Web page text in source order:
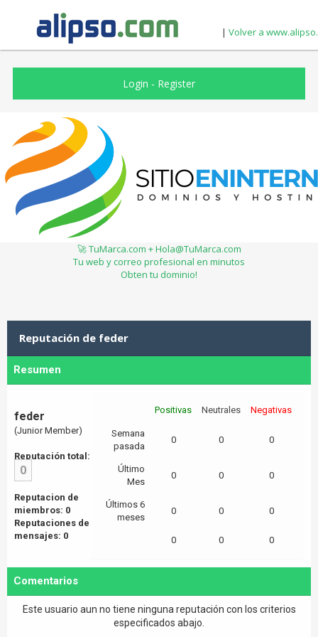
| Volver a
Login - Register
🚀 TuMarca.com + Hola@TuMarca.com
Tu web y correo profesional en minutos
Obten tu dominio!
Reputación de feder
Resumen
feder
(Junior Member)
Reputación total:
0
Reputacion de
miembros: 0
Reputaciones de
mensajes: 0
Positivas Neutrales Negativas
Semana
pasada
0 0 0
Último
Mes
0 0 0
Últimos 6
meses
0 0 0
0 0 0
Comentarios
Este usuario aun no tiene ninguna reputación con los criterios
especificados abajo.